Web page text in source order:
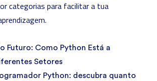
categorias para facilitar a tua
Futuro: Como Python Está a
Setores
Python: descubra quanto